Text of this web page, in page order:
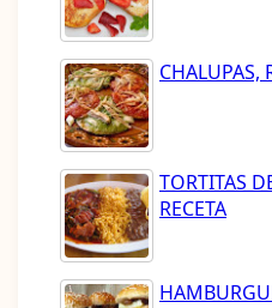
CHALUPAS,
TORTITAS
RECETA